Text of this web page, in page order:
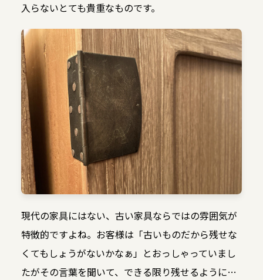
入らないとても貴重なものです。
現代の家具にはない、古い家具ならではの雰囲気が
特徴的ですよね。お客様は「古いものだから残せな
くてもしょうがないかなぁ」とおっしゃっていまし
たがその言葉を聞いて、できる限り残せるように…